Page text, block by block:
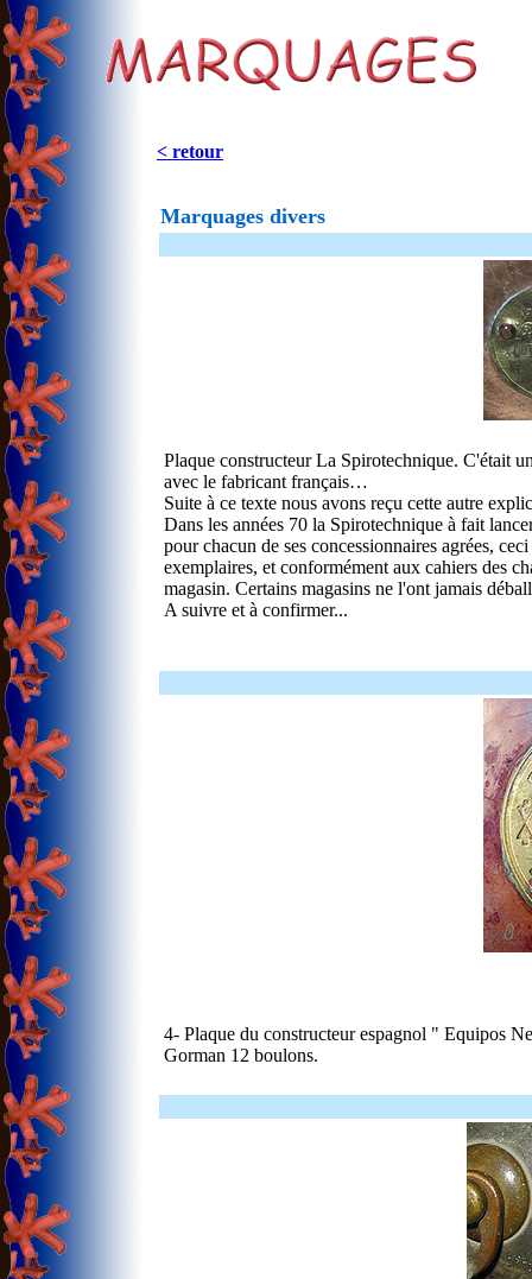
< retour
Marquages divers
Plaque constructeur La Spirotechnique. C'était
avec le fabricant français…
Suite à ce texte nous avons reçu cette autre
Dans les années 70 la Spirotechnique à fait
pour chacun de ses concessionnaires agrées,
exemplaires, et conformément aux cahiers des
magasin. Certains magasins ne l'ont jamais
A suivre et à confirmer...
4- Plaque du constructeur espagnol " Equipos
Gorman 12 boulons.